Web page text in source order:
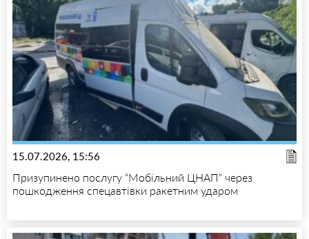
15.07.2026, 15:56
Призупинено послугу “Мобільний ЦНАП” через
пошкодження спецавтівки ракетним ударом